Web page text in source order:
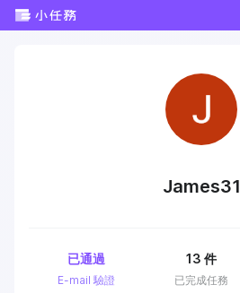
James31
E-mail 驗證
已通過
已完成任務
13 件